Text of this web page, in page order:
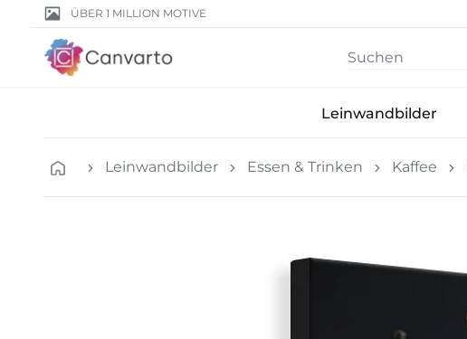
ÜBER 1 MILLION MOTIVE
Leinwandbilder
Leinwandbilder Essen & Trinken Kaffee